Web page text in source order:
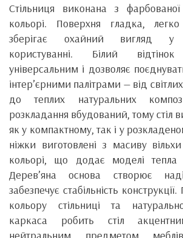
Стільниця виконана з
кольорі. Поверхня гладка,
зберігає охайний вигляд у
користуванні. Білий
універсальним і дозволяє
інтер’єрними палітрами — від
до теплих натуральних
розкладання вбудований, тому стіл
як у компактному, так і у
ніжки виготовлені з масиву
кольорі, що додає моделі тепла
Дерев’яна основа створює
забезпечує стабільність
кольору стільниці та
каркаса робить стіл